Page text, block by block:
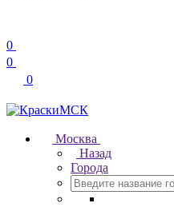
0
0
0
Москва
Назад
Города